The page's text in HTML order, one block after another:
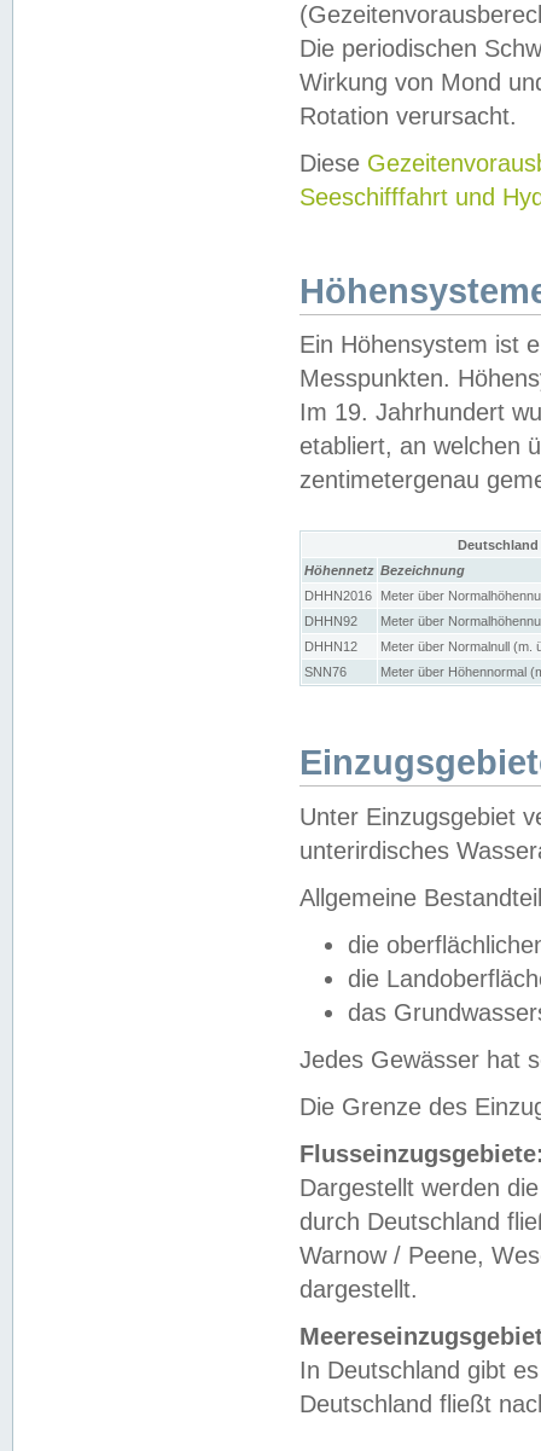
Die periodischen
Wirkung von Mond
Rotation verursacht.
Diese
Seeschifffahrt und
Ein Höhensystem ist
Messpunkten.
Im 19. Jahrhundert
etabliert, an welchen
zentimetergenau
Höhennetz Bezeichnung
DHHN2016
Meter über
DHHN92
Meter über
DHHN12
Meter über Normalnull (m.
SNN76
Meter über Höhennormal
Unter Einzugsgebiet
unterirdisches
Allgemeine
die
die
das
Jedes Gewässer hat
Die Grenze des
Dargestellt werden
durch Deutschland
Warnow / Peene,
dargestellt.
In Deutschland gibt
Deutschland fließt